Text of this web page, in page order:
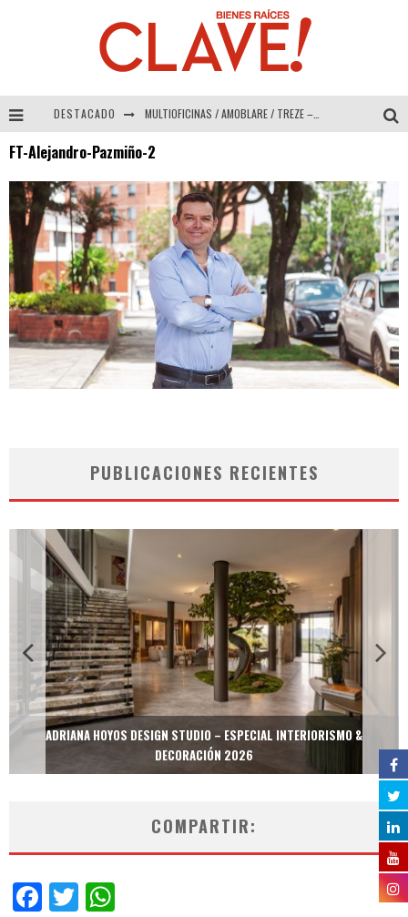
DESTACADO MULTIOFICINAS / AMOBLARE / TREZE – Especial Interiorismo & Decoración 2026
COLINEAL – Especial Interiorismo & Decoración 2026
ADRIANA HOYOS DESIGN STUDIO – Especial Interiorismo & Decoración 2026
FT-Alejandro-Pazmiño-2
PUBLICACIONES RECIENTES
ADRIANA HOYOS DESIGN STUDIO – ESPECIAL INTERIORISMO &
DECORACIÓN 2026
COMPARTIR:
Facebook
Twitter